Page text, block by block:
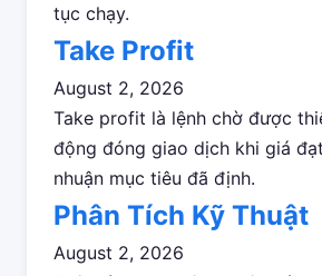
tục chạy.
Take Profit
August 2, 2026
Take profit là lệnh chờ được
động đóng giao dịch khi giá
nhuận mục tiêu đã định.
Phân Tích Kỹ Thuật
August 2, 2026